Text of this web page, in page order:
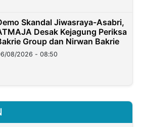
Skandal Jiwasraya-Asabri,
Desak Kejagung Periksa
Group dan Nirwan Bakrie
08/2026 - 08:50